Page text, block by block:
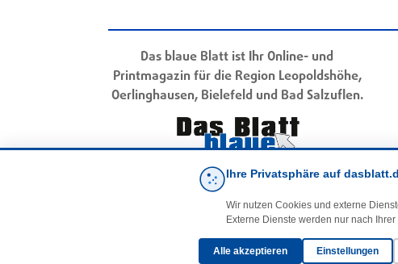
Das blaue Blatt ist Ihr Online- und
Printmagazin für die Region Leopoldshöhe,
Oerlinghausen, Bielefeld und Bad Salzuflen.
Ihre Privatsphäre auf
Wir nutzen Cookies und externe
Externe Dienste werden nur nach
Alle akzeptieren Einstellungen